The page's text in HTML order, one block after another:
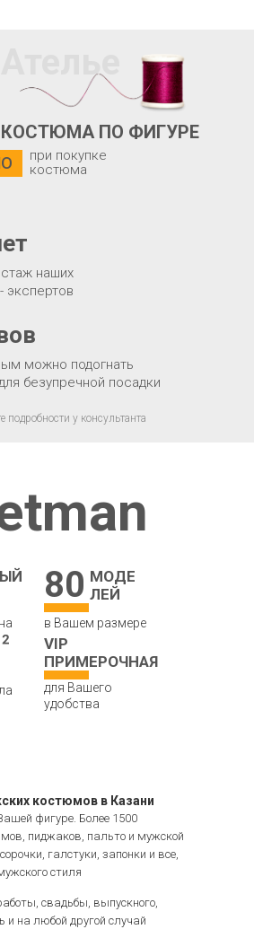
ПО ФИГУРЕ
можно подогнать
безупречной посадки
наших
экспертов
при покупке
костюма
подробности у консультанта
фигуре. Более 1500
пиджаков, пальто и мужской
галстуки, запонки и все,
стиля
свадьбы, выпускного,
и на любой другой случай
80 МОДЕ
ЛЕЙ
в Вашем размере
VIP
ПРИМЕРОЧНАЯ
для Вашего
удобства
костюмов в Казани